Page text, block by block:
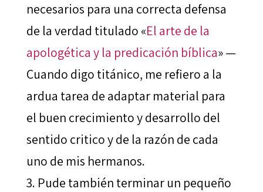
necesarios para una correcta defensa
de la verdad titulado «El arte de la
apologética y la predicación bíblica» —
Cuando digo titánico, me refiero a la
ardua tarea de adaptar material para
el buen crecimiento y desarrollo del
sentido critico y de la razón de cada
uno de mis hermanos.
Pude también terminar un pequeño